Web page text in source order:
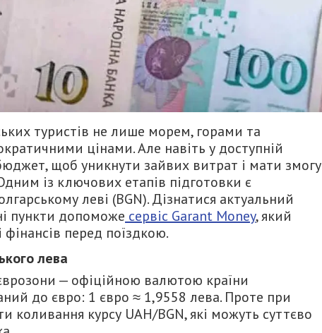
туристів не лише морем, горами та
цінами. Але навіть у доступній
щоб уникнути зайвих витрат і мати змогу
із ключових етапів підготовки є
леві (BGN). Дізнатися актуальний
пункти допоможе сервіс Garant Money, який
перед поїздкою.
лева
— офіційною валютою країни
до євро: 1 євро ≈ 1,9558 лева. Проте при
коливання курсу UAH/BGN, які можуть суттєво